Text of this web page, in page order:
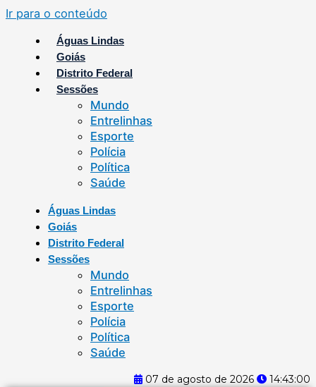
Ir para o conteúdo
Águas Lindas
Goiás
Distrito Federal
Sessões
Mundo
Entrelinhas
Esporte
Polícia
Política
Saúde
Águas Lindas
Goiás
Distrito Federal
Sessões
Mundo
Entrelinhas
Esporte
Polícia
Política
Saúde
07 de agosto de 2026 14:43:01